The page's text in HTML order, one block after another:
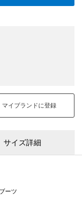
マイブランドに登録
サイズ詳細
ーツ